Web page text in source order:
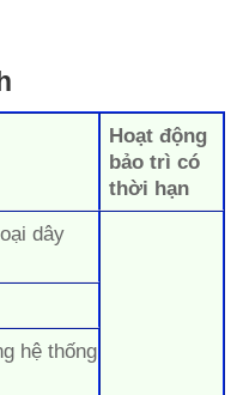
Hoạt động
bảo trì có
thời hạn
dây
hệ thống